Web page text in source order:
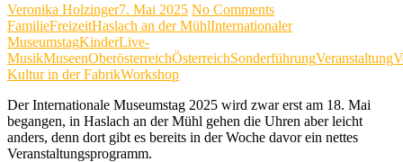
Veronika Holzinger7. Mai 2025 No Comments
FamilieFreizeitHaslach an der MühlInternationaler
MuseumstagKinderLive-
MusikMuseenOberösterreichÖsterreichSonderführungVeranstaltung
Kultur in der FabrikWorkshop
Der Internationale Museumstag 2025 wird zwar erst am 18. Mai
begangen, in Haslach an der Mühl gehen die Uhren aber leicht
anders, denn dort gibt es bereits in der Woche davor ein nettes
Veranstaltungsprogramm.